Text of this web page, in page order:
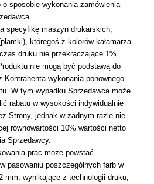
o sposobie wykonania zamówienia
specyfikę maszyn drukarskich,
któregoś z kolorów kałamarza
druku nie przekraczające 1%
nie mogą być podstawą do
Kontrahenta wykonania ponownego
W tym wypadku Sprzedawca może
rabatu w wysokości indywidualnie
Strony, jednak w żadnym razie nie
równowartości 10% wartości netto
Sprzedawcy.
prac może powstać
pasowaniu poszczególnych farb w
mm, wynikające z technologii druku,